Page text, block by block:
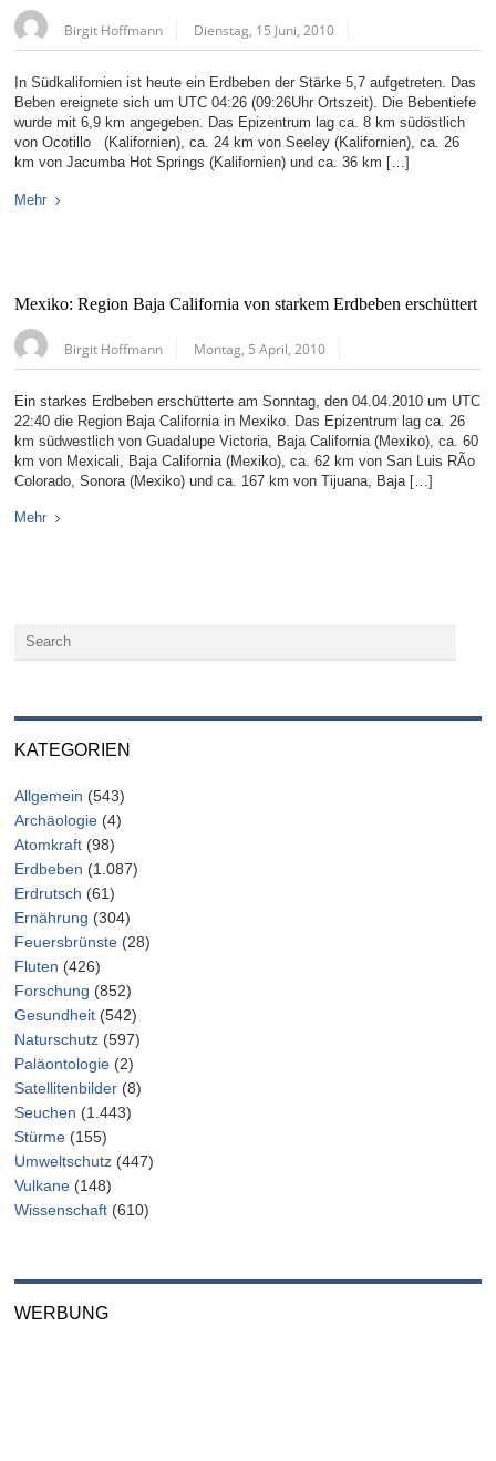
Birgit Hoffmann Dienstag, 15 Juni, 2010
In Südkalifornien ist heute ein Erdbeben der Stärke 5,7 aufgetreten. Das
Beben ereignete sich um UTC 04:26 (09:26Uhr Ortszeit). Die Bebentiefe
wurde mit 6,9 km angegeben. Das Epizentrum lag ca. 8 km südöstlich
von Ocotillo (Kalifornien), ca. 24 km von Seeley (Kalifornien), ca. 26
km von Jacumba Hot Springs (Kalifornien) und ca. 36 km […]
Mehr
Mexiko: Region Baja California von starkem Erdbeben erschüttert
Birgit Hoffmann Montag, 5 April, 2010
Ein starkes Erdbeben erschütterte am Sonntag, den 04.04.2010 um UTC
22:40 die Region Baja California in Mexiko. Das Epizentrum lag ca. 26
km südwestlich von Guadalupe Victoria, Baja California (Mexiko), ca. 60
km von Mexicali, Baja California (Mexiko), ca. 62 km von San Luis RÃ­o
Colorado, Sonora (Mexiko) und ca. 167 km von Tijuana, Baja […]
Mehr
KATEGORIEN
Allgemein (543)
Archäologie (4)
Atomkraft (98)
Erdbeben (1.087)
Erdrutsch (61)
Ernährung (304)
Feuersbrünste (28)
Fluten (426)
Forschung (852)
Gesundheit (542)
Naturschutz (597)
Paläontologie (2)
Satellitenbilder (8)
Seuchen (1.443)
Stürme (155)
Umweltschutz (447)
Vulkane (148)
Wissenschaft (610)
WERBUNG